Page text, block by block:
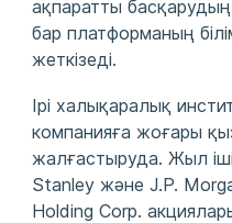
ақпаратты басқарудың
бар платформаның
жеткізеді.
Ірі халықаралық
компанияға жоғары
жалғастыруда. Жыл
Stanley және J.P.
Holding Corp.